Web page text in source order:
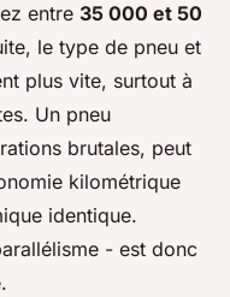
entre 35 000 et 50
le type de pneu et
plus vite, surtout à
Un pneu
brutales, peut
kilométrique
identique.
- est donc